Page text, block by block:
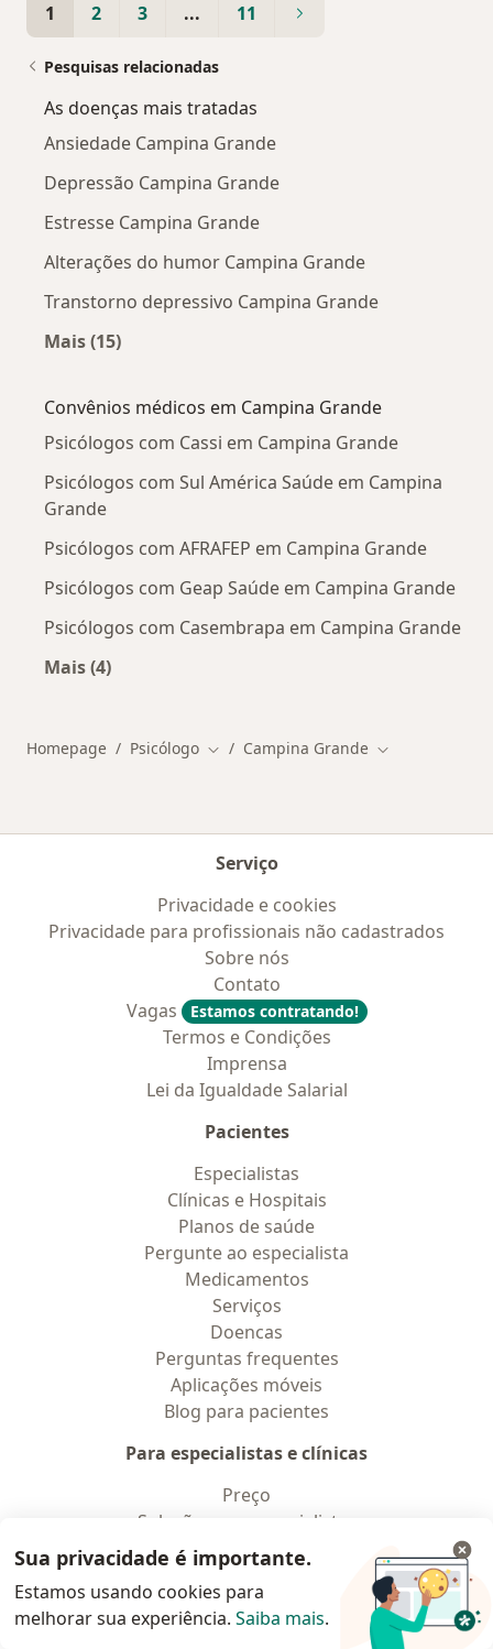
1 2 3 ... 11
Pesquisas relacionadas
As doenças mais tratadas
Ansiedade Campina Grande
Depressão Campina Grande
Estresse Campina Grande
Alterações do humor Campina Grande
Transtorno depressivo Campina Grande
Mais (15)
Convênios médicos em Campina Grande
Psicólogos com Cassi em Campina Grande
Psicólogos com Sul América Saúde em Campina
Grande
Psicólogos com AFRAFEP em Campina Grande
Psicólogos com Geap Saúde em Campina Grande
Psicólogos com Casembrapa em Campina Grande
Mais (4)
Homepage Psicólogo Mudar de cidade
Campina Grande Mudar de
Serviço
Privacidade e cookies
Privacidade para profissionais não cadastrados
Sobre nós
Contato
Vagas
Estamos contratando!
Termos e Condições
Imprensa
Lei da Igualdade Salarial
Pacientes
Especialistas
Clínicas e Hospitais
Planos de saúde
Pergunte ao especialista
Medicamentos
Serviços
Doencas
Perguntas frequentes
Aplicações móveis
Blog para pacientes
Para especialistas e clínicas
Preço
Solução para especialistas
Solução para clinicas
Noa Notes
Conteúdos
Termos de uso
Sua privacidade é importante.
Estamos usando cookies para
melhorar sua experiência. Saiba mais.